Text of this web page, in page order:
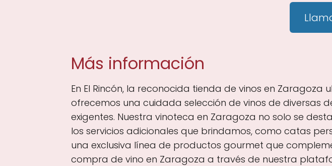
Más información
En El Rincón, la reconocida tienda de vinos en Zaragoza
ofrecemos una cuidada selección de vinos de diversas
exigentes. Nuestra vinoteca en Zaragoza no solo se
los servicios adicionales que brindamos, como catas
una exclusiva línea de productos gourmet que
compra de vino en Zaragoza a través de nuestra